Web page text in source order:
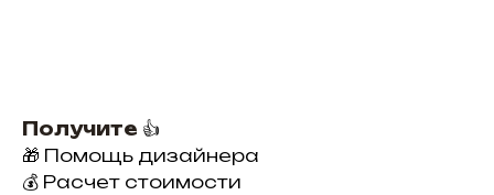
Получите 👍
🎁 Помощь дизайнера
💰 Расчет стоимости